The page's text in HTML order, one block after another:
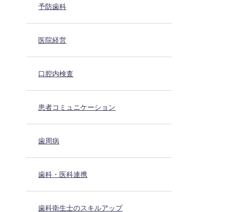
予防歯科
医院経営
口腔内検査
患者コミュニケーション
歯周病
歯科・医科連携
歯科衛生士のスキルアップ